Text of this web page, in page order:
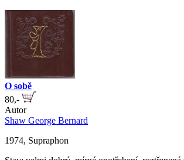
O sobě
80,-
Autor
Shaw George Bernard
1974, Supraphon